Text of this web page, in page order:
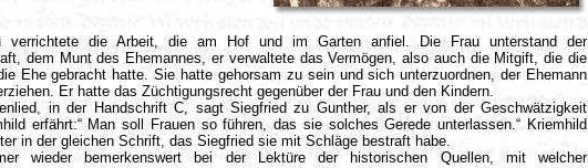
verrichtete die Arbeit, die am Hof und im Garten anfiel. Die Frau unterstand der
dem Munt des Ehemannes, er verwaltete das Vermögen, also auch die Mitgift, die die
Ehe gebracht hatte. Sie hatte gehorsam zu sein und sich unterzuordnen, der Ehemann
Er hatte das Züchtigungsrecht gegenüber der Frau und den Kindern.
in der Handschrift C, sagt Siegfried zu Gunther, als er von der Geschwätzigkeit
erfährt:“ Man soll Frauen so führen, das sie solches Gerede unterlassen.“ Kriemhild
in der gleichen Schrift, das Siegfried sie mit Schläge bestraft habe.
wieder bemerkenswert bei der Lektüre der historischen Quellen, mit welcher